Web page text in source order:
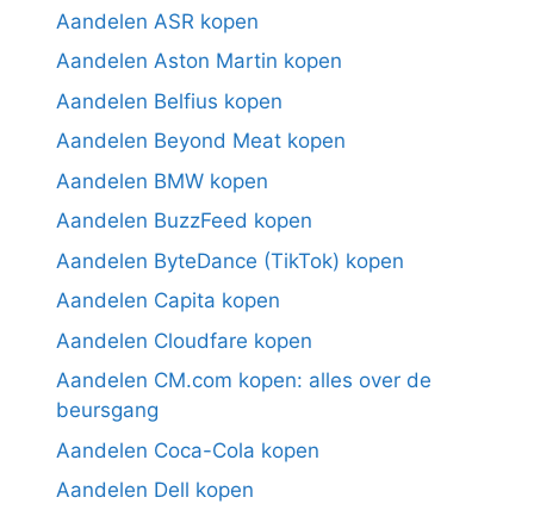
Aandelen ASR kopen
Aandelen Aston Martin kopen
Aandelen Belfius kopen
Aandelen Beyond Meat kopen
Aandelen BMW kopen
Aandelen BuzzFeed kopen
Aandelen ByteDance (TikTok) kopen
Aandelen Capita kopen
Aandelen Cloudfare kopen
Aandelen CM.com kopen: alles over de
beursgang
Aandelen Coca-Cola kopen
Aandelen Dell kopen